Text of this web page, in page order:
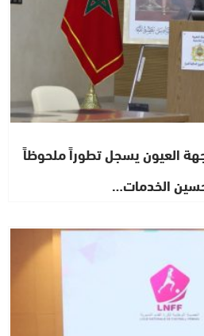
العيون يسجل تطوراً ملحوظاً
الخدمات…